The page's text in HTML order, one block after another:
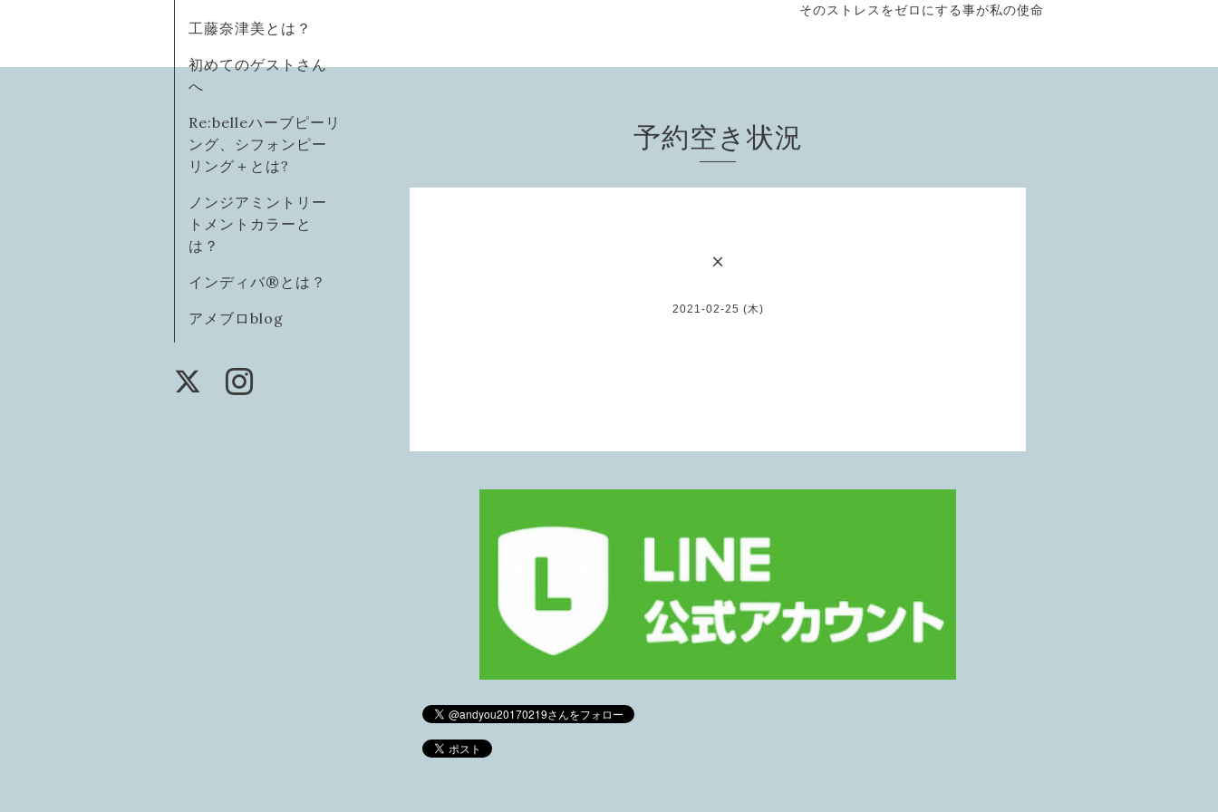
そのストレスをゼロにする事が私の使命
工藤奈津美とは？
初めてのゲストさん
へ
Re:belleハーブピーリ
ング、シフォンピー
リング＋とは?
ノンジアミントリー
トメントカラーと
は？
インディバ®️とは？
アメブロblog
予約空き状況
×
2021-02-25 (木)